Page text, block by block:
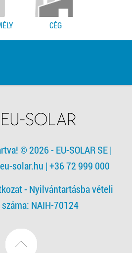
CÉG
© 2026 - EU-SOLAR SE|
solar.hu | +36 72 999 000
- Nyilvántartásba vételi
NAIH-70124